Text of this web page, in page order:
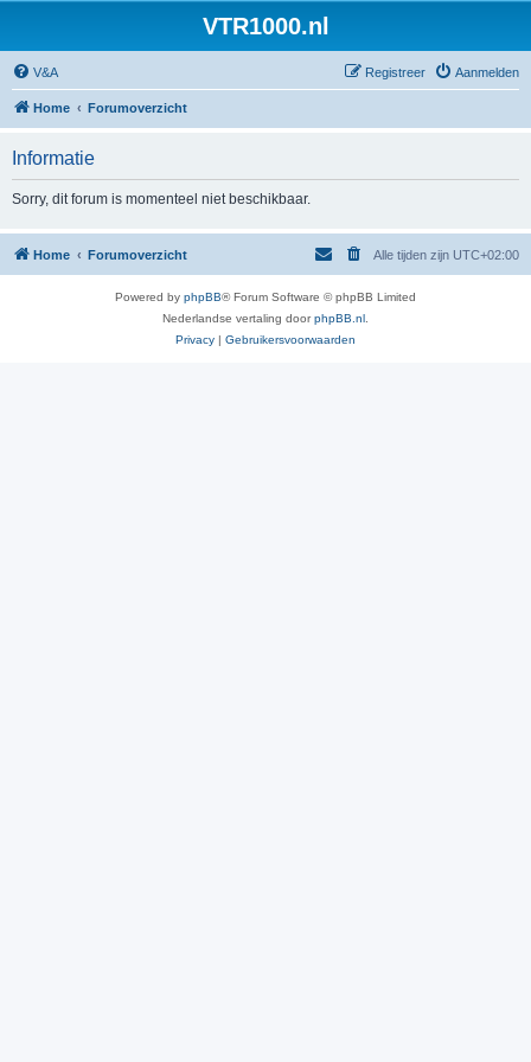
VTR1000.nl
V&A Aanmelden
Registreer
Home Forumoverzicht
Informatie
Sorry, dit forum is momenteel niet beschikbaar.
Home Forumoverzicht Alle tijden zijn UTC+02:00
Powered by phpBB® Forum Software © phpBB Limited
Nederlandse vertaling doorphpBB.nl
Privacy | Gebruikersvoorwaarden